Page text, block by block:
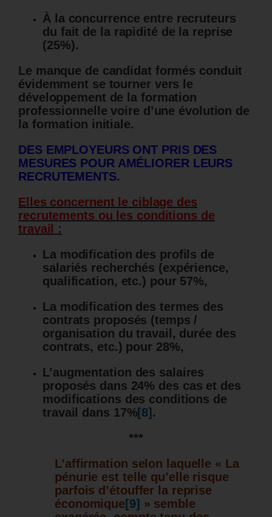
À la concurrence entre recruteurs
du fait de la rapidité de la reprise
(25%).
Le manque de candidat formés conduit
évidemment se tourner vers le
développement de la formation
professionnelle voire d’une évolution de
la formation initiale.
DES EMPLOYEURS ONT PRIS DES
MESURES POUR AMÉLIORER LEURS
RECRUTEMENTS.
Elles concernent le ciblage des
recrutements ou les conditions de
travail :
La modification des profils de
salariés recherchés (expérience,
qualification, etc.) pour 57%,
La modification des termes des
contrats proposés (temps /
organisation du travail, durée des
contrats, etc.) pour 28%,
L’augmentation des salaires
proposés dans 24% des cas et des
modifications des conditions de
travail dans 17%[8] .
***
L’affirmation selon laquelle « La
pénurie est telle qu’elle risque
parfois d’étouffer la reprise
économique [9] » semble